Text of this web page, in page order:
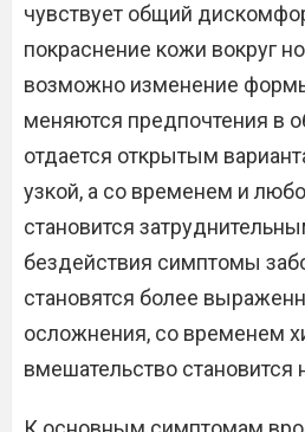
чувствует общий
покраснение кожи вокруг
возможно изменение
меняются предпочтения в
отдается открытым
узкой, а со временем и
становится
бездействия симптомы
становятся более
осложнения, со временем
вмешательство